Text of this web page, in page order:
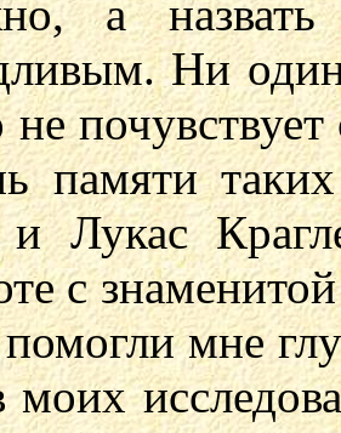
а
Ни
не
памяти
Лукас
с
мне
моих